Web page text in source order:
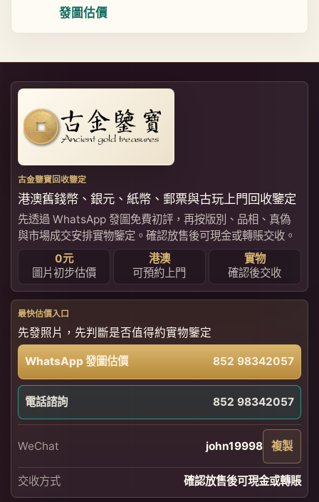
發圖估價
古金鑒寶回收鑒定
港澳舊錢幣、銀元、紙幣、郵票與古玩上門回收鑒定
先透過 WhatsApp 發圖免費初評，再按版別、品相、真偽
與市場成交安排實物鑒定。確認放售後可現金或轉賬交收。
0元
圖片初步估價
港澳
可預約上門
實物
確認後交收
最快估價入口
先發照片，先判斷是否值得約實物鑒定
WhatsApp 發圖估價 852 98342057
電話諮詢 852 98342057
WeChat john19998 複製
交收方式 確認放售後可現金或轉賬